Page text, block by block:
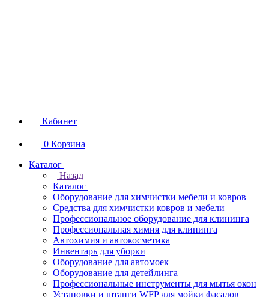
Кабинет
0 Корзина
Каталог
Назад
Каталог
Оборудование для химчистки мебели и ковров
Средства для химчистки ковров и мебели
Профессиональное оборудование для клининга
Профессиональная химия для клининга
Автохимия и автокосметика
Инвентарь для уборки
Оборудование для автомоек
Оборудование для детейлинга
Профессиональные инструменты для мытья окон
Установки и штанги WFP для мойки фасадов